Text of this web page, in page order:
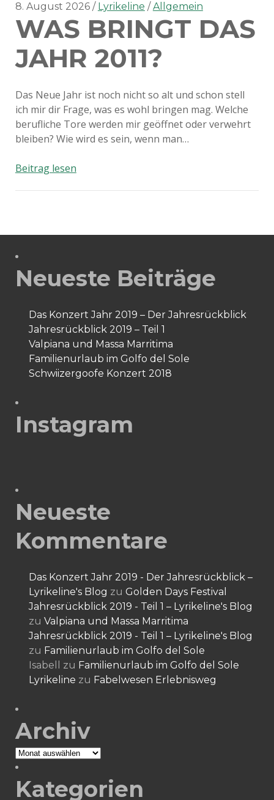
8. August 2026 Lyrikeline Allgemein
WAS BRINGT DAS
JAHR 2011?
Das Neue Jahr ist noch nicht so alt und schon stell
ich mir dir Frage, was es wohl bringen mag. Welche
berufliche Tore werden mir geöffnet oder verwehrt
bleiben? Wie wird es sein, wenn man…
Beitrag lesenWas
Neueste Beiträge
Das Konzert Jahr 2019 – Der Jahresrückblick
Jahresrückblick 2019 – Teil 1
Valpiana und Massa Marritima
Familienurlaub im Golfo del Sole
Schwiizergoofe Konzert 2018
Instagram
Neueste
Kommentare
Das Konzert Jahr 2019 - Der Jahresrückblick –
Lyrikeline's Blog zu Golden Days Festival
Jahresrückblick 2019 - Teil 1 – Lyrikeline's Blog
zu Valpiana und Massa Marritima
Jahresrückblick 2019 - Teil 1 – Lyrikeline's Blog
zu Familienurlaub im Golfo del Sole
Isabell
zu Familienurlaub im Golfo del Sole
Lyrikeline zu Fabelwesen Erlebnisweg
Archiv
Archiv
Kategorien